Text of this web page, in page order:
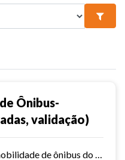
Ônibus-
validação)